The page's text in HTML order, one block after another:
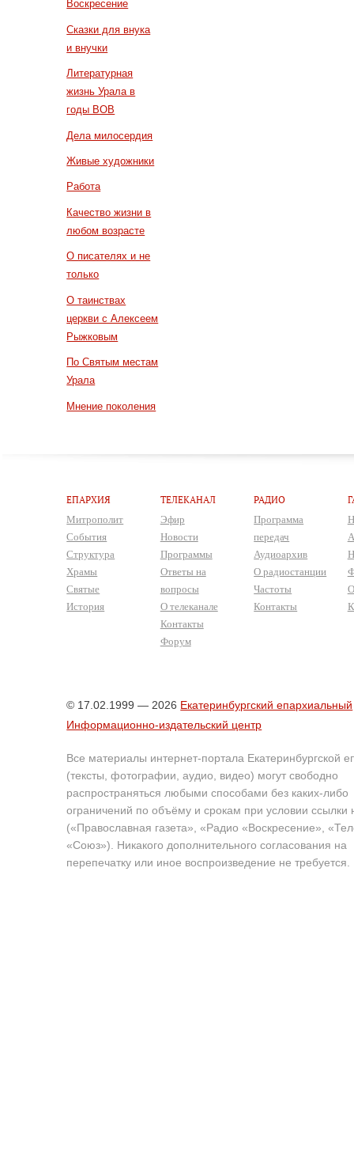
Воскресение
Сказки для внука
и внучки
Литературная
жизнь Урала в
годы ВОВ
Дела милосердия
Живые художники
Работа
Качество жизни в
любом возрасте
О писателях и не
только
О таинствах
церкви с Алексеем
Рыжковым
По Святым местам
Урала
Мнение поколения
ЕПАРХИЯ
Митрополит
События
Структура
Храмы
Святые
История
ТЕЛЕКАНАЛ
Эфир
Новости
Программы
Ответы на
вопросы
О телеканале
Контакты
Форум
РАДИО
Программа
передач
Аудиоархив
О радиостанции
Частоты
Контакты
© 17.02.1999 — 2026 Екатеринбургский епархиальный
Информационно-издательский центр
Все материалы интернет-портала Екатеринбургской
(тексты, фотографии, аудио, видео) могут свободно
распространяться любыми способами без каких-либо
ограничений по объёму и срокам при условии ссылки
(«Православная газета», «Радио «Воскресение»,
«Союз»). Никакого дополнительного согласования на
перепечатку или иное воспроизведение не требуется.